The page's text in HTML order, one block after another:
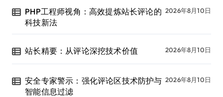
PHP工程师视角：高效提炼站长评论的
科技新法
2026年8月10日
站长精要：从评论深挖技术价值 2026年8月10日
安全专家警示：强化评论区技术防护与
智能信息过滤
2026年8月10日